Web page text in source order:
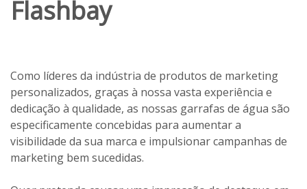
Flashbay
Como líderes da indústria de produtos de marketing
personalizados, graças à nossa vasta experiência e
dedicação à qualidade, as nossas garrafas de água são
especificamente concebidas para aumentar a
visibilidade da sua marca e impulsionar campanhas de
marketing bem sucedidas.